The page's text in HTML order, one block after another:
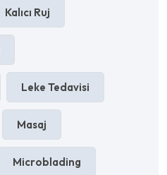
Kalıcı Ruj
Leke Tedavisi
Masaj
Microblading